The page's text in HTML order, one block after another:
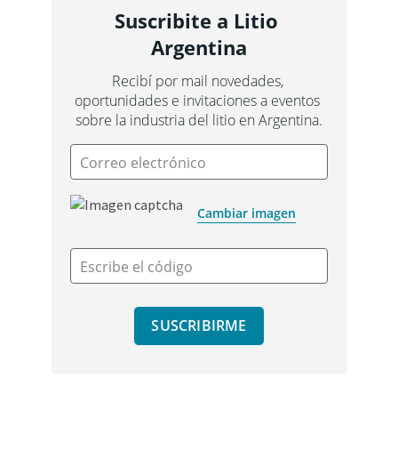
Suscribite a Litio
Argentina
Recibí por mail novedades,
oportunidades e invitaciones a eventos
sobre la industria del litio en Argentina.
Correo electrónico
Cambiar imagen
Escribe el código